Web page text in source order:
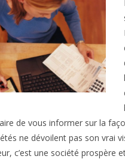
de vous informer sur la
ne dévoilent pas son vrai
c’est une société prospère